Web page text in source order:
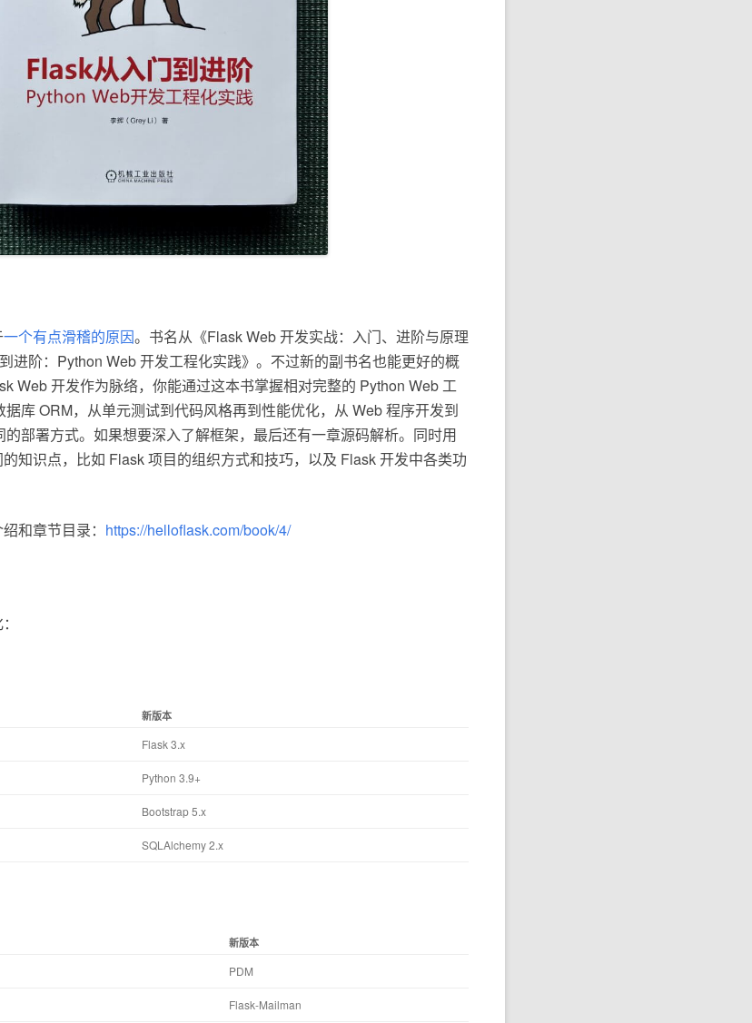
一个有点滑稽的原因。书名从《Flask Web 开发实战：入门、进阶与原理
进阶：Python Web 开发工程化实践》。不过新的副书名也能更好的概
Web 开发作为脉络，你能通过这本书掌握相对完整的 Python Web 工
库 ORM，从单元测试到代码风格再到性能优化，从 Web 程序开发到
部署方式。如果想要深入了解框架，最后还有一章源码解析。同时用
知识点，比如 Flask 项目的组织方式和技巧，以及 Flask 开发中各类功
和章节目录： https://helloflask.com/book/4/
新版本
Flask 3.x
Python 3.9+
Bootstrap 5.x
SQLAlchemy 2.x
新版本
PDM
Flask-Mailman